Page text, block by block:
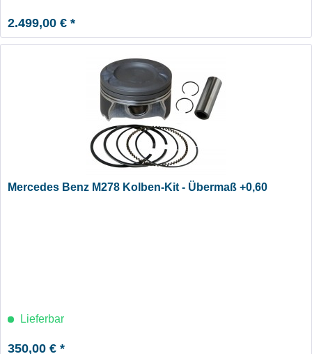
2.499,00 € *
Mercedes Benz M278 Kolben-Kit - Übermaß +0,60
Lieferbar
350,00 € *